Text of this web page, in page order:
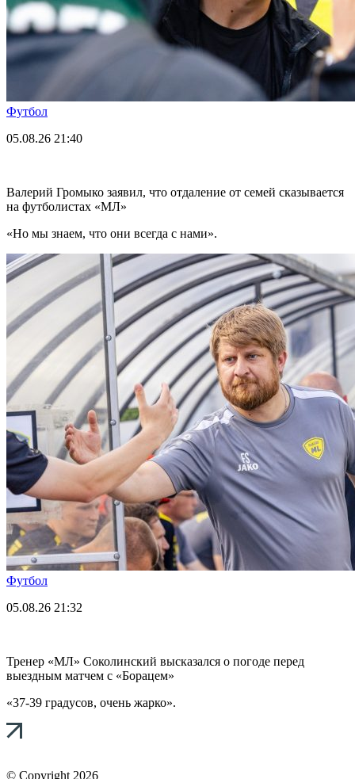
Футбол
05.08.26 21:40
Валерий Громыко заявил, что отдаление от семей сказывается
на футболистах «МЛ»
«Но мы знаем, что они всегда с нами».
Футбол
05.08.26 21:32
Тренер «МЛ» Соколинский высказался о погоде перед
выездным матчем с «Борацем»
«37-39 градусов, очень жарко».
© Copyright 2026